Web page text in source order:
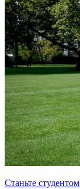
Станьте